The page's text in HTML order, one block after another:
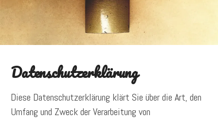
Datenschutzerklärung
Diese Datenschutzerklärung klärt Sie über die Art, den
Umfang und Zweck der Verarbeitung von